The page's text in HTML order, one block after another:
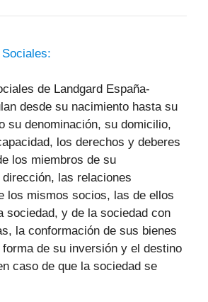
de Landgard España-
desde su nacimiento hasta su
su denominación, su domicilio,
los derechos y deberes
los miembros de su
las relaciones
los mismos socios, las de ellos
sociedad, y de la sociedad con
la conformación de sus bienes
de su inversión y el destino
caso de que la sociedad se